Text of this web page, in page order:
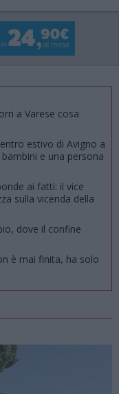
a Varese cosa
estivo di Avigno a
e una persona
ai fatti: il vice
sulla vicenda della
dove il confine
è mai finita, ha solo